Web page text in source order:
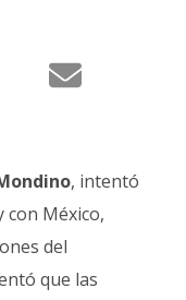
, intentó
con México,
del
que las